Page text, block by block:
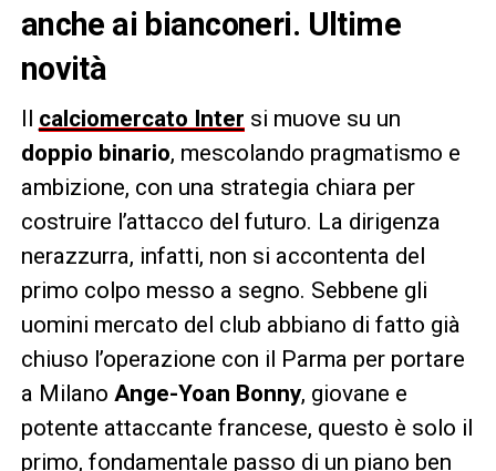
anche ai bianconeri. Ultime
novità
Il calciomercato Inter si muove su un
doppio binario, mescolando pragmatismo e
ambizione, con una strategia chiara per
costruire l’attacco del futuro. La dirigenza
nerazzurra, infatti, non si accontenta del
primo colpo messo a segno. Sebbene gli
uomini mercato del club abbiano di fatto già
chiuso l’operazione con il Parma per portare
a Milano Ange-Yoan Bonny, giovane e
potente attaccante francese, questo è solo il
primo, fondamentale passo di un piano ben